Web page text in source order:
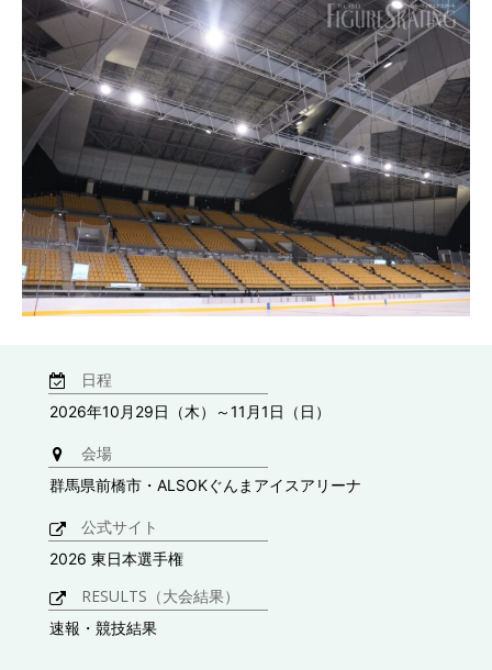
日程
2026年10月29日（木）～11月1日（日）
会場
群馬県前橋市・ALSOKぐんまアイスアリーナ
公式サイト
2026 東日本選手権
RESULTS（大会結果）
速報・競技結果